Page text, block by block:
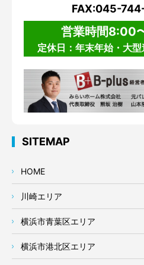
FAX:045-
営業時間8:00
定休日：年末年始・大
SITEMAP
HOME
川崎エリア
横浜市青葉区エリア
横浜市港北区エリア